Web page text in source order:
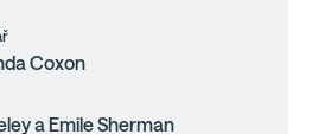
Coxon
a Emile Sherman